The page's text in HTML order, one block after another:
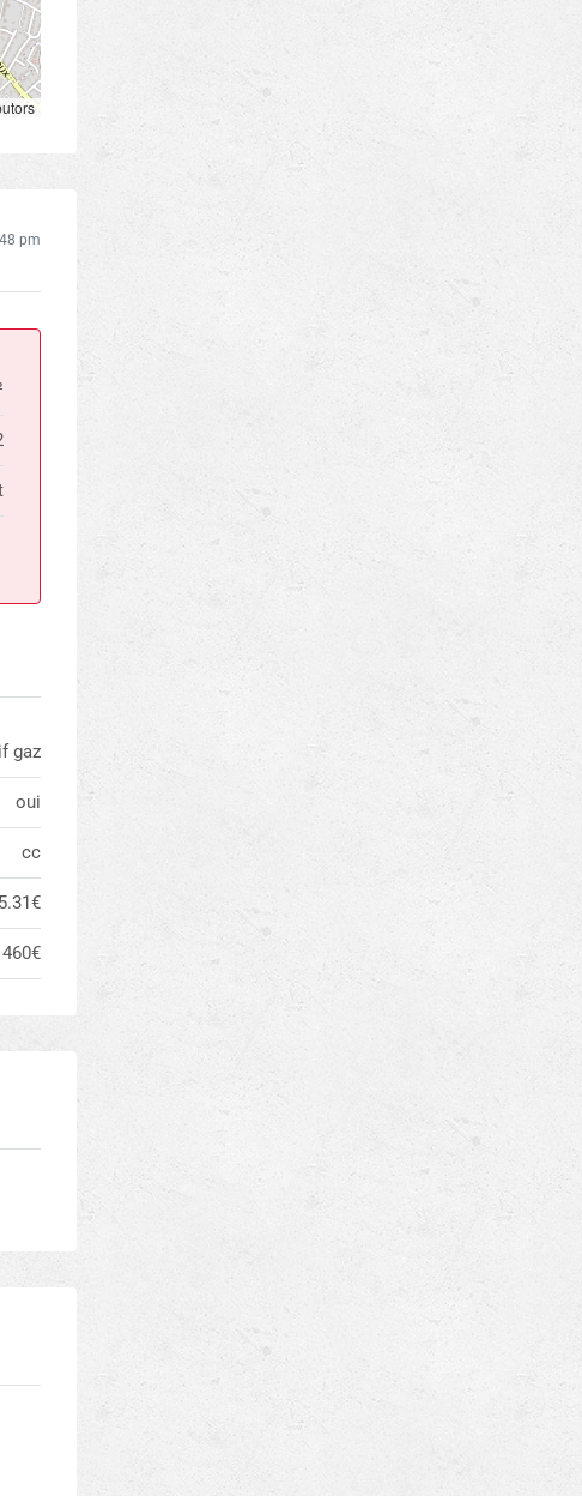
pm
gaz
oui
cc